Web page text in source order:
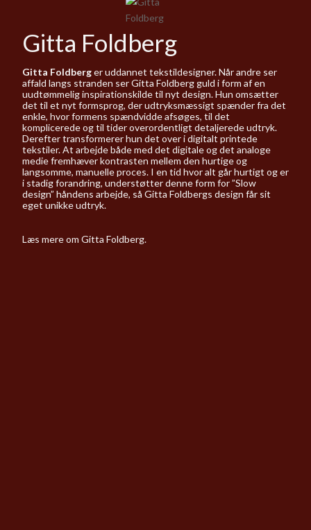
Gitta Foldberg
Gitta Foldberger uddannet tekstildesigner. Når andre ser
affald langs stranden ser Gitta Foldberg guld i form af en
uudtømmelig inspirationskilde til nyt design. Hun omsætter
det til et nyt formsprog, der udtryksmæssigt spænder fra det
enkle, hvor formens spændvidde afsøges, til det
komplicerede og til tider overordentligt detaljerede udtryk.
Derefter transformerer hun det over i digitalt printede
tekstiler. At arbejde både med det digitale og det analoge
medie fremhæver kontrasten mellem den hurtige og
langsomme, manuelle proces. I en tid hvor alt går hurtigt og er
i stadig forandring, understøtter denne form for ”Slow
design” håndens arbejde, så Gitta Foldbergs design får sit
eget unikke udtryk.
Læs mere om Gitta Foldberg.